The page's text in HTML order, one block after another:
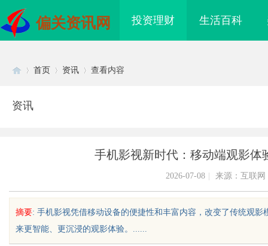
偏关资讯网 投资理财 生活百科
首页 资讯 查看内容
资讯
手机影视新时代：移动端观影体
2026-07-08 来源：互联网
摘要: 手机影视凭借移动设备的便捷性和丰富内容，改变了传统观
来更智能、更沉浸的观影体验。......